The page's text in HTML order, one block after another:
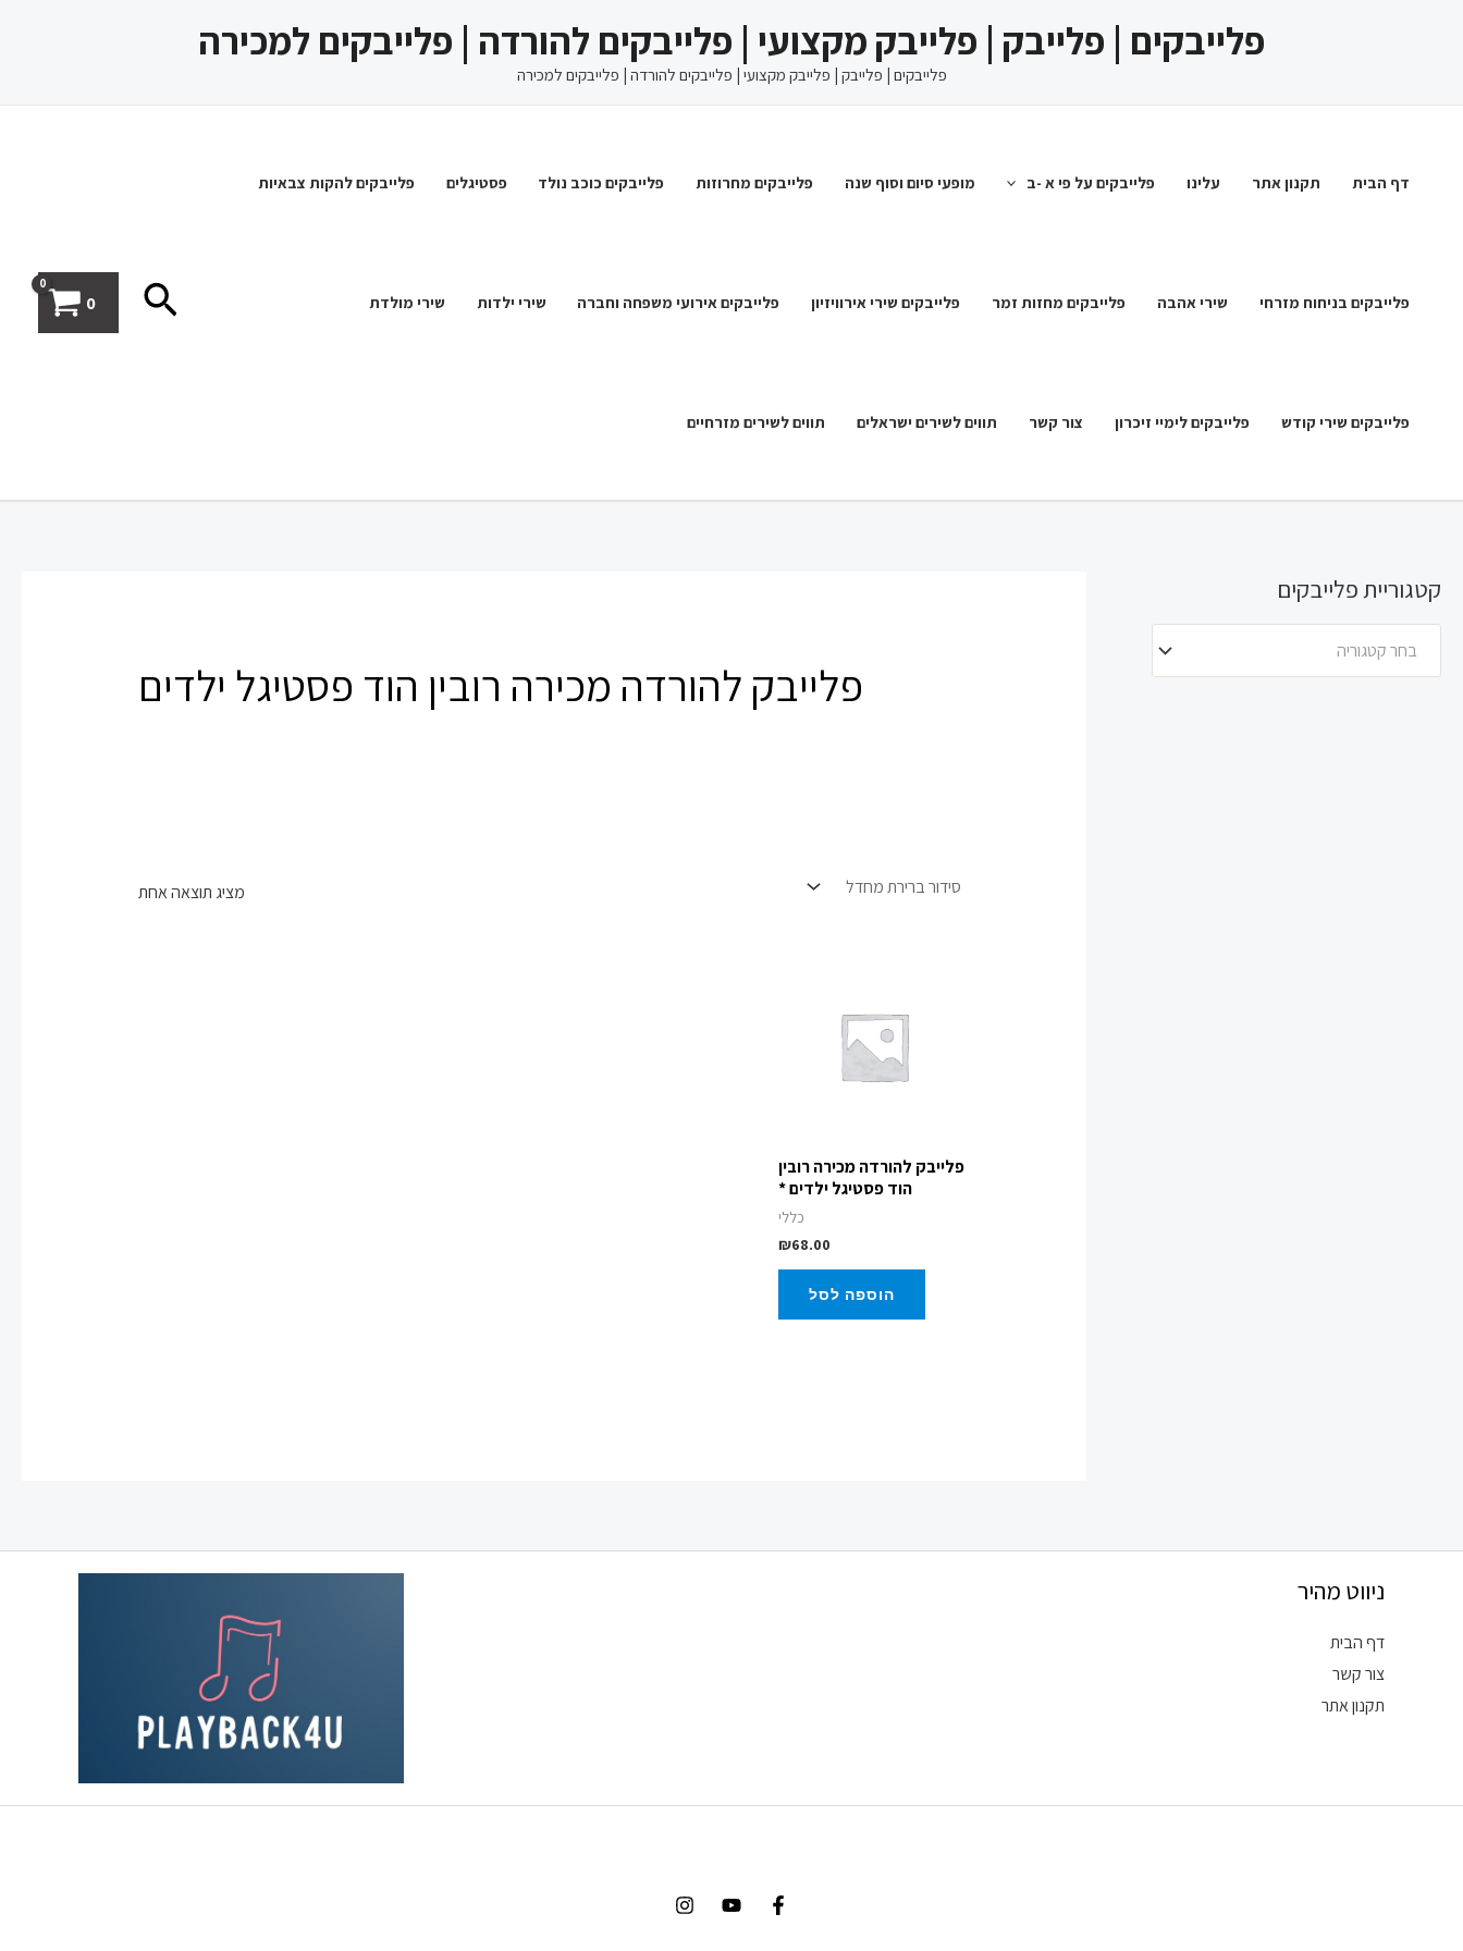
פלייבקים | פלייבק | פלייבק מקצועי | פלייבקים להורדה | פלייבקים למכירה
פלייבקים | פלייבק | פלייבק מקצועי | פלייבקים להורדה | פלייבקים למכירה
דף הבית תקנון אתר עלינו פלייבקים על פי א -ב מופעי סיום וסוף שנה פלייבקים מחרוזות פלייבקים כוכב נולד פסטיגלים פלייבקים להקות צבאיות
פלייבקים בניחוח מזרחי שירי אהבה פלייבקים מחזות זמר פלייבקים שירי אירוויזיון פלייבקים אירועי משפחה וחברה שירי ילדות שירי מולדת
פלייבקים שירי קודש פלייבקים לימיי זיכרון צור קשר תווים לשירים ישראלים תווים לשירים מזרחיים
חיפוש0
קטגוריית פלייבקים
בחר קטגוריה
פלייבק להורדה מכירה רובין הוד פסטיגל ילדים
מציג תוצאה אחת
פלייבק להורדה מכירה רובין
הוד פסטיגל ילדים *
כללי
₪68.00
הוספה לסל
ניווט מהיר
דף הבית
צור קשר
תקנון אתר